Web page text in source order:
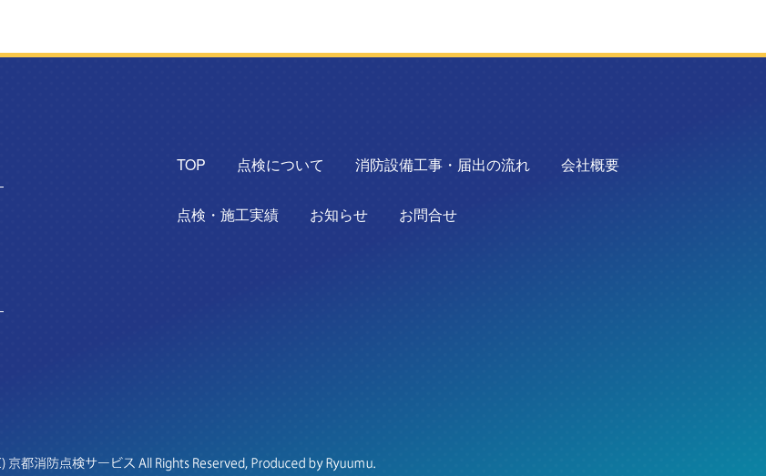
TOP 点検について 消防設備工事・届出の流れ 会社概要
点検・施工実績 お知らせ お問合せ